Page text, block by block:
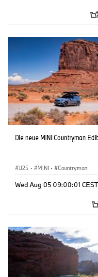
Die neue MINI Countryman
U25 · MINI · Countryman
Wed Aug 05 09:00:01